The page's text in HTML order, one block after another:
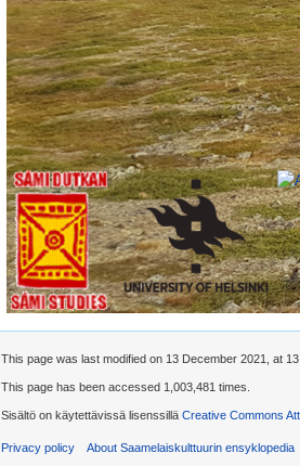
This page was last modified on 13 December 2021, at
This page has been accessed 1,003,481 times.
Sisältö on käytettävissä lisenssillä Creative Commons
Privacy policy About Saamelaiskulttuurin ensyklopedia